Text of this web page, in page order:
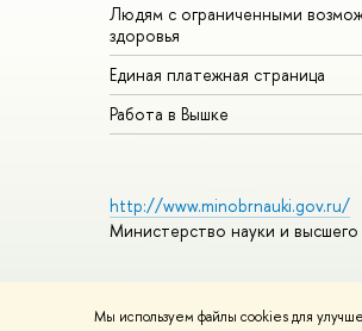
Мы используем файлы cookies для
Людям с ограниченными
здоровья
Единая платежная страница
Работа в Вышке
http://www.minobrnauki.gov.ru/
Министерство науки и
© НИУ ВШЭ 1993–2026 Адреса и